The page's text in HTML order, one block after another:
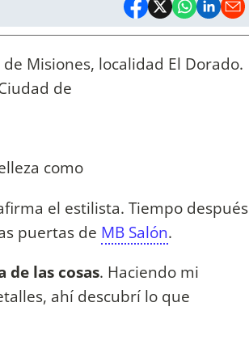
Misiones, localidad El Dorado.
de
como
el estilista. Tiempo después
puertas de MB Salón.
las cosas. Haciendo mi
ahí descubrí lo que